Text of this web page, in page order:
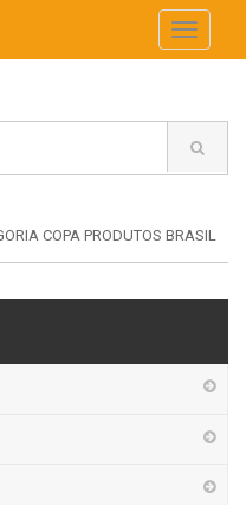
Toggle
COPA PRODUTOS BRASIL